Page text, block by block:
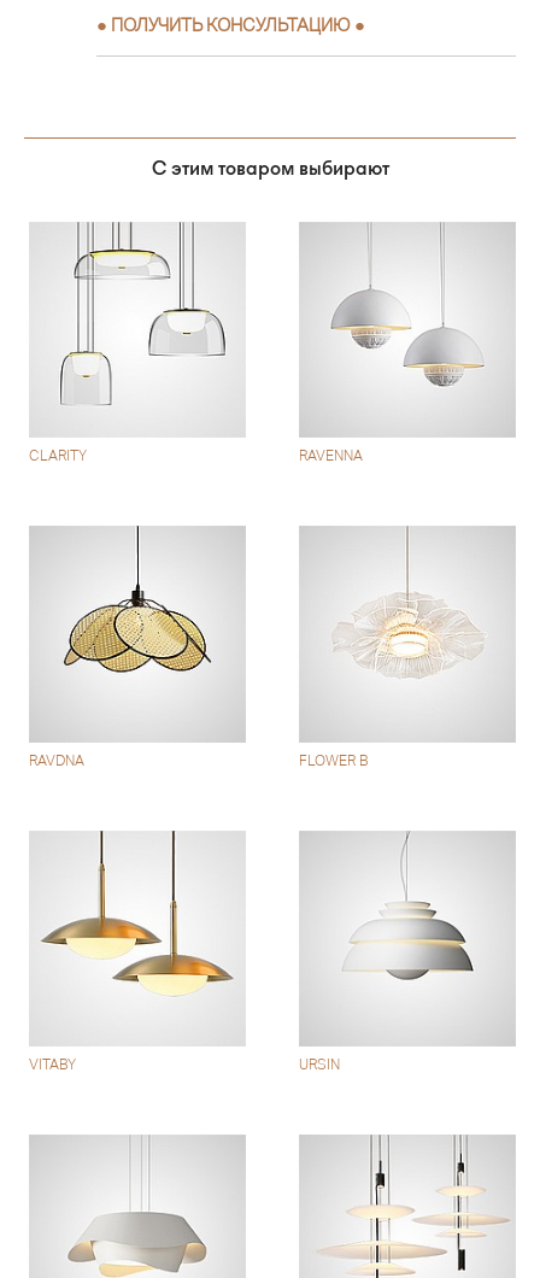
● ПОЛУЧИТЬ КОНСУЛЬТАЦИЮ ●
С этим товаром выбирают
CLARITY RAVENNA
RAVDNA FLOWER B
VITABY URSIN